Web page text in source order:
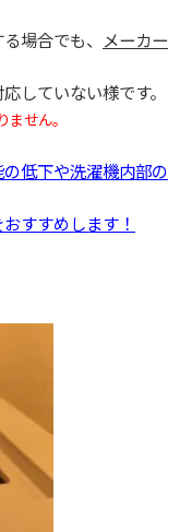
場合でも、
メーカー
していない様です。
せん。
低下や洗濯機内部の
すすめします！